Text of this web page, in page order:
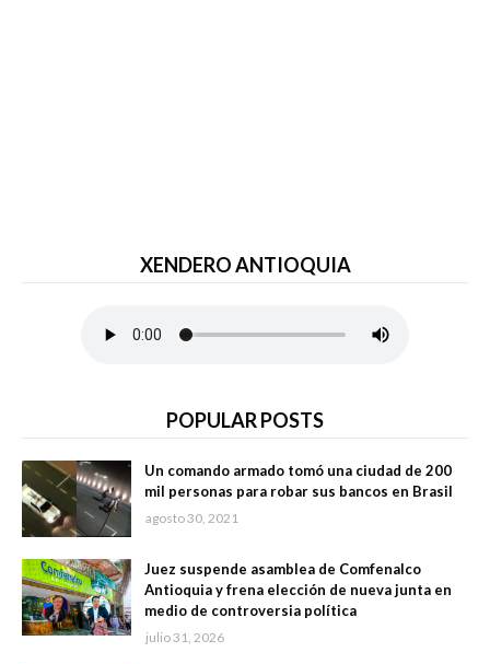
XENDERO ANTIOQUIA
POPULAR POSTS
Un comando armado tomó una ciudad de 200
mil personas para robar sus bancos en Brasil
agosto 30, 2021
Juez suspende asamblea de Comfenalco
Antioquia y frena elección de nueva junta en
medio de controversia política
julio 31, 2026